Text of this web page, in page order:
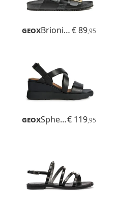
Geox Brionia R€ 89,95
Geox Spherica Ec6€ 119,95